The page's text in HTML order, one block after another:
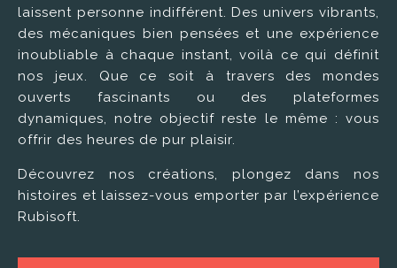
laissent personne indifférent. Des univers vibrants,
des mécaniques bien pensées et une expérience
inoubliable à chaque instant, voilà ce qui définit
nos jeux. Que ce soit à travers des mondes
ouverts fascinants ou des plateformes
dynamiques, notre objectif reste le même : vous
offrir des heures de pur plaisir.
Découvrez nos créations, plongez dans nos
histoires et laissez-vous emporter par l’expérience
Rubisoft.